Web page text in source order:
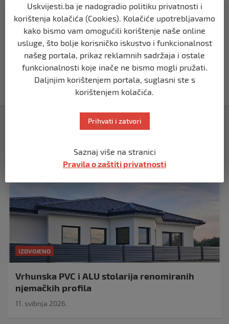
Bišćanin zamjenio Wayne Rooney
prije 2 godine
Godišnjica smrti najboljeg fudbalera
Njemačke svih vremena
prije 2 godine
IZDVOJENO
Vrhunska PVC i ALU stolarija renomiranih
njemačkih profila
11. svibnja 2026.
Uskvijesti.ba je nadogradio politiku privatnosti i
korištenja kolačića (Cookies). Kolačiće upotrebljavamo
kako bismo vam omogućili korištenje naše online
usluge, što bolje korisničko iskustvo i funkcionalnost
našeg portala, prikaz reklamnih sadržaja i ostale
funkcionalnosti koje inače ne bismo mogli pružati.
Daljnjim korištenjem portala, suglasni ste s
korištenjem kolačića.
Prihvati i zatvori
Saznaj više na stranici
Pravila o zaštiti privatnosti